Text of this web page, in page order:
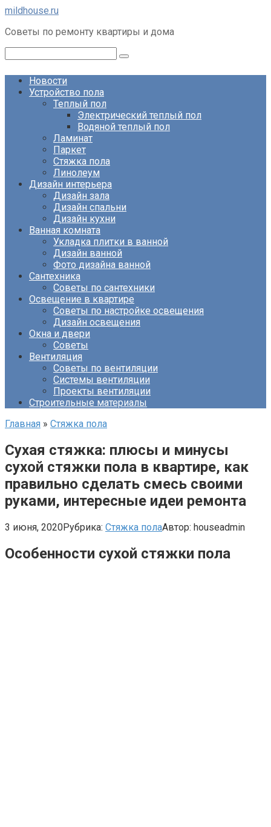
Перейти
контенту
mildhouse.ru
Советы по ремонту квартиры и дома
Новости
Устройство пола
Теплый пол
Электрический теплый пол
Водяной теплый пол
Ламинат
Паркет
Стяжка пола
Линолеум
Дизайн интерьера
Дизайн зала
Дизайн спальни
Дизайн кухни
Ванная комната
Укладка плитки в ванной
Дизайн ванной
Фото дизайна ванной
Сантехника
Советы по сантехники
Освещение в квартире
Советы по настройке освещения
Дизайн освещения
Окна и двери
Советы
Вентиляция
Советы по вентиляции
Системы вентиляции
Проекты вентиляции
Строительные материалы
Главная » Стяжка пола
Сухая стяжка: плюсы и минусы
сухой стяжки пола в квартире, как
правильно сделать смесь своими
руками, интересные идеи ремонта
3 июня, 2020Рубрика: Стяжка полаАвтор: houseadmin
Особенности сухой стяжки пола